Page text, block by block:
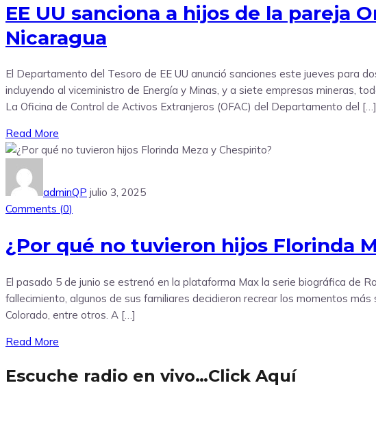
EE UU sanciona a hijos de la pareja
Nicaragua
El Departamento del Tesoro de EE UU anunció sanciones este jueves para
incluyendo al viceministro de Energía y Minas, y a siete empresas mineras,
La Oficina de Control de Activos Extranjeros (OFAC) del Departamento del […]
Read More
adminQP julio 3, 2025
Comments (0)
¿Por qué no tuvieron hijos Florinda
El pasado 5 de junio se estrenó en la plataforma Max la serie biográfica de
fallecimiento, algunos de sus familiares decidieron recrear los momentos
Colorado, entre otros. A […]
Read More
Escuche radio en vivo…Click Aquí